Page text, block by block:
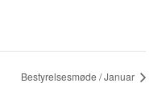
Bestyrelsesmøde / Januar